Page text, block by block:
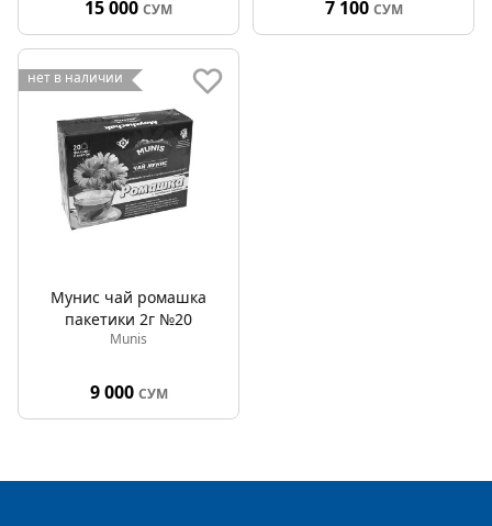
15 000 СУМ 7 100 СУМ
нет в наличии
Мунис чай ромашка
пакетики 2г №20
Munis
9 000 СУМ